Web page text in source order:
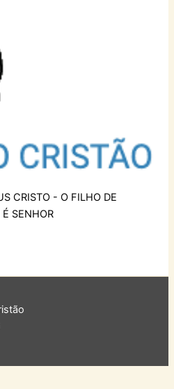
CRISTO - O FILHO DE
SENHOR